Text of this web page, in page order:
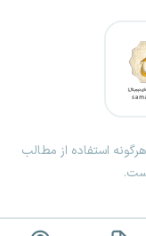
استفاده از مطالب